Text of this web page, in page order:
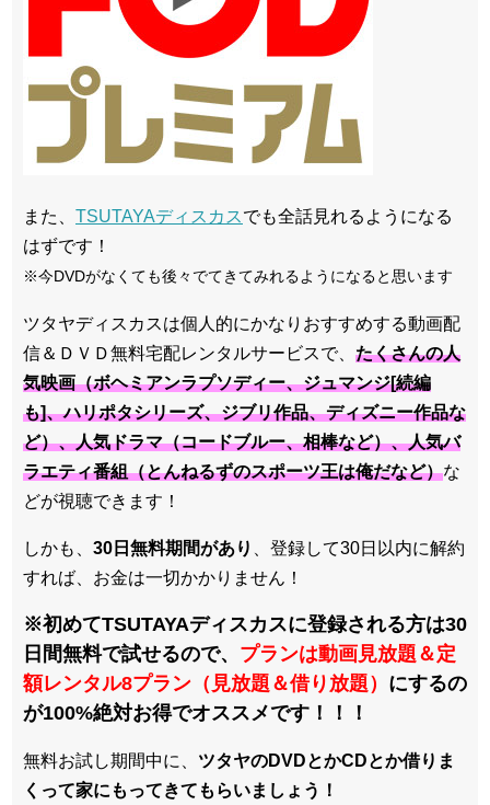
また、 TSUTAYAディスカスでも全話見れるようになる
はずです！
※今DVDがなくても後々でてきてみれるようになると思います
ツタヤディスカスは個人的にかなりおすすめする動画配
信＆ＤＶＤ無料宅配レンタルサービスで、 たくさんの人
気映画（ボヘミアンラプソディー、ジュマンジ[続編
も]、ハリポタシリーズ、ジブリ作品、ディズニー作品な
ど）、人気ドラマ（コードブルー、相棒など）、人気バ
ラエティ番組（とんねるずのスポーツ王は俺だなど）な
どが視聴できます！
しかも、 30日無料期間があり
、登録して30日以内に解約
すれば、お金は一切かかりません！
※初めてTSUTAYAディスカスに登録される方は30
日間無料で試せるので、 プランは動画見放題＆定
額レンタル8プラン（見放題＆借り放題） にするの
が100%絶対お得でオススメです！！！
無料お試し期間中に、 ツタヤのDVDとかCDとか借りま
くって家にもってきてもらいましょう！